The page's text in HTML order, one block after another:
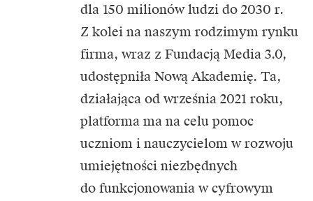
dla 150 milionów ludzi do 2030 r.
Z kolei na naszym rodzimym rynku
firma, wraz z Fundacją Media 3.0,
udostępniła Nową Akademię. Ta,
działająca od września 2021 roku,
platforma ma na celu pomoc
uczniom i nauczycielom w rozwoju
umiejętności niezbędnych
do funkcjonowania w cyfrowym